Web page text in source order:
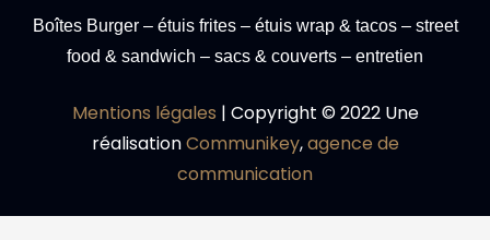
Boîtes Burger – étuis frites – étuis wrap & tacos – street
food & sandwich – sacs & couverts – entretien
Mentions légales | Copyright © 2022 Une
réalisationCommunikey,agence de
communication